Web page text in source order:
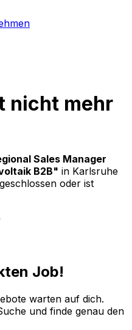
nicht mehr
Sales Manager
B2B" in Karlsruhe
oder ist
Job!
warten auf dich.
und finde genau den